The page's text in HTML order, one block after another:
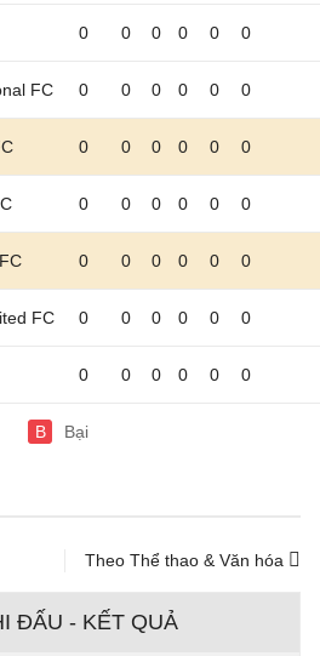
0 0 0 0 0 0
FC 0 0 0 0 0 0
0 0 0 0 0 0
0 0 0 0 0 0
0 0 0 0 0 0
FC 0 0 0 0 0 0
0 0 0 0 0 0
B Bại
Theo Thể thao & Văn hóa
ĐẤU - KẾT QUẢ